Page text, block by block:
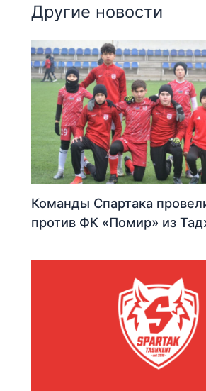
Другие новости
Команды Спартака
против ФК «Помир» из